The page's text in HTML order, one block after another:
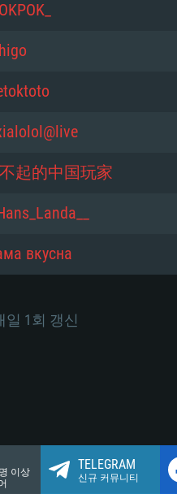
: DirectX 11 이
브로드밴드 인터넷
공간: 22.1 GB (최
이와 비슷한 성
최소 해상도:
브로드밴드 인터넷
공간: 22.1 GB (최
: Vulkan 을 지
성능을 가지며 최
AMD (6개월 미만;
不起的中国玩家
вкусна
1회 갱신
이상
TELEGRAM
신규 커뮤니티